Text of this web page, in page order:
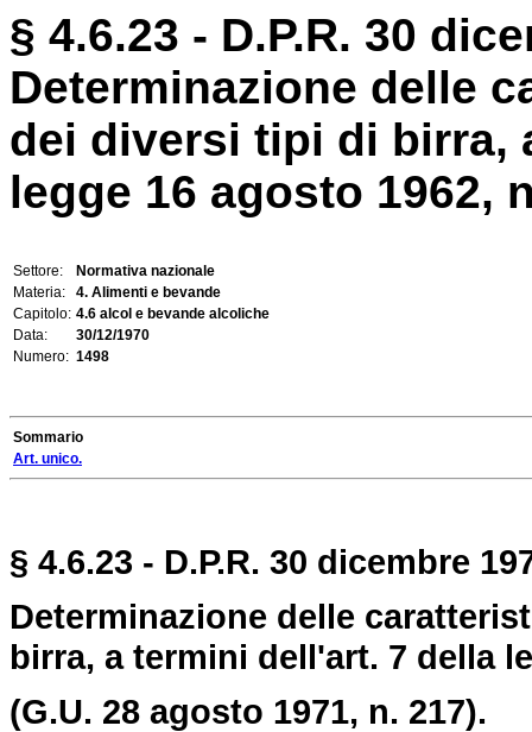
§ 4.6.23 - D.P.R. 30
Determinazione delle
dei diversi tipi di birra,
legge 16 agosto 1962,
Settore:
Normativa nazionale
Materia:
4. Alimenti e bevande
Capitolo: 4.6 alcol e bevande alcoliche
Data:
30/12/1970
Numero: 1498
Sommario
Art. unico.
§ 4.6.23 - D.P.R. 30 dicembre
Determinazione delle
birra, a termini dell'art. 7 della
(G.U. 28 agosto 1971, n. 217).